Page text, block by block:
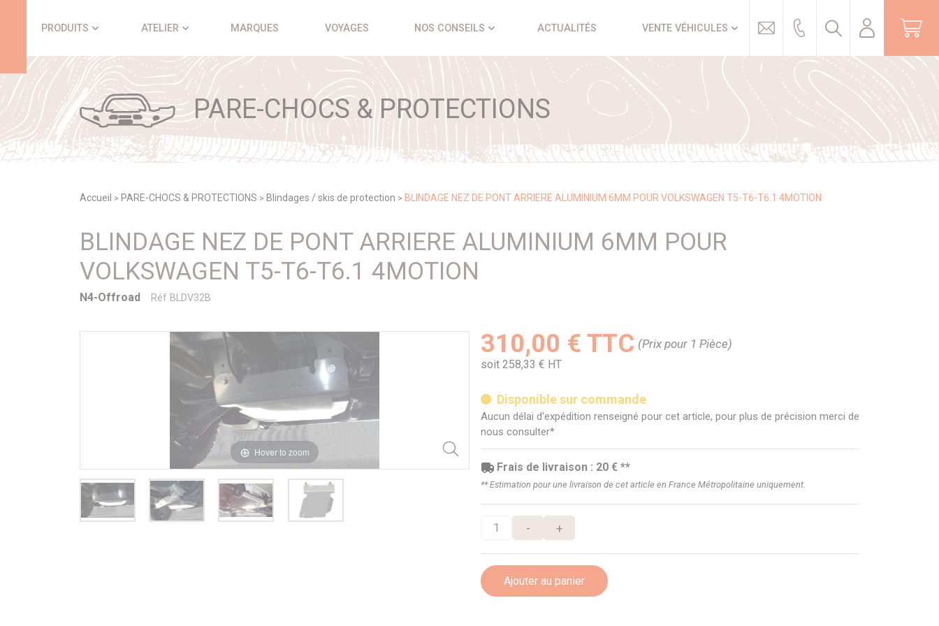
PRODUITS ATELIER MARQUES VOYAGES NOS CONSEILS ACTUALITÉS VENTE VÉHICULES
PARE-CHOCS & PROTECTIONS
Accueil > PARE-CHOCS & PROTECTIONS > Blindages / skis de protection > BLINDAGE NEZ DE PONT ARRIERE ALUMINIUM 6MM POUR VOLKSWAGEN T5-T6-T6.1 4MOTION
BLINDAGE NEZ DE PONT ARRIERE ALUMINIUM 6MM POUR
VOLKSWAGEN T5-T6-T6.1 4MOTION
N4-Offroad Réf BLDV32B
Hover to zoom
310,00 € TTC (Prix pour 1 Pièce)
soit 258,33 € HT
Disponible sur commande
Aucun délai d'expédition renseigné pour cet article, pour plus de précision merci de
nous consulter*
Frais de livraison : 20 € **
** Estimation pour une livraison de cet article en France Métropolitaine uniquement.
- +
Ajouter au panier